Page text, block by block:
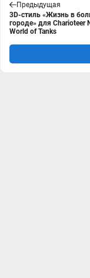
Предыдущая
3D-стиль «Жизнь в
городе» для Charioteer
World of Tanks